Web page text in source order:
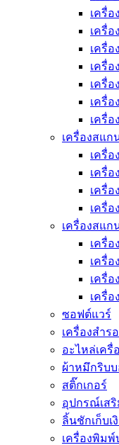
เครื่
เครื่อ
เครื่อ
เครื่อ
เครื่อ
เครื่
เครื่
เครื่องสแก
เครื่อ
เครื่อ
เครื่อ
เครื่อ
เครื่องสแ
เครื่
เครื่
เครื่อ
เครื่
ซอฟต์แวร์
เครื่องสำร
อะไหล่เค
ผ้าหมึกริบ
สติ๊กเกอร์
อุปกรณ์เสริ
ลิ้นชักเก็บเ
เครื่องพิมพ์